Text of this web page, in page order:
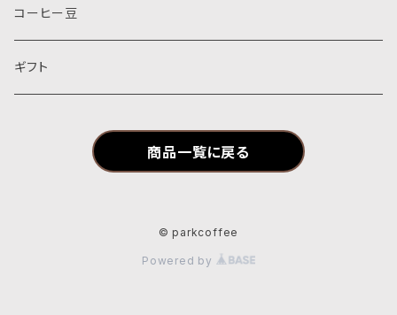
コーヒー豆
ギフト
商品一覧に戻る
© parkcoffee
Powered by